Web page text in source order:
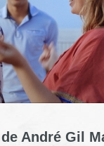
de André Gil